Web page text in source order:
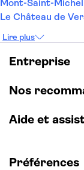
Mont-Saint-Michel
Le Château de
La Chapelle
La Sagrada Familia
Cathédrale Notre
Lire plus
Entreprise
Nos
Aide et
Préférences